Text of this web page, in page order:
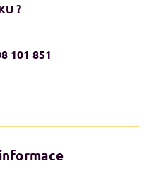
?
101 851
AKCE